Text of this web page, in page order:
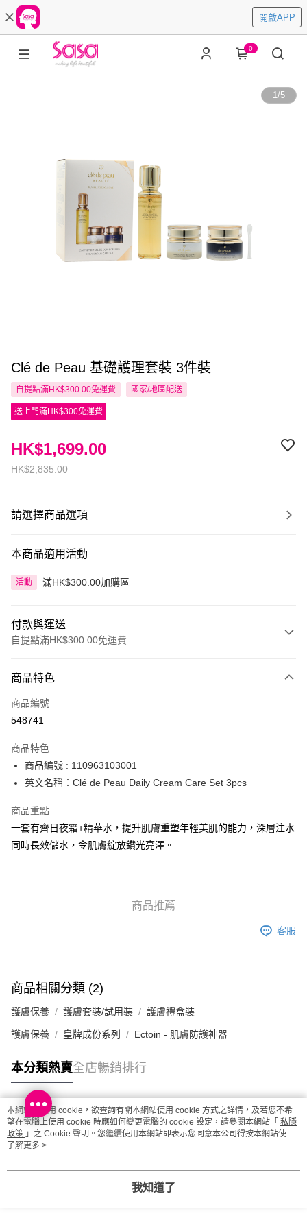
開啟APP
0
1/5
Clé de Peau 基礎護理套裝 3件裝
自提點滿HK$300.00免運費 國家/地區配送
送上門滿HK$300免運費
HK$2,835.00
HK$1,699.00
請選擇商品選項
本商品適用活動
活動 滿HK$300.00加購區
付款與運送
自提點滿HK$300.00免運費
信用卡
Apple Pay
PayMe
WeChat Pay
BoC Pay
送貨方式
順豐站及營業點 - 確認發貨後1-3個工作天送達
每筆HK$65.00，滿HK$300.00或以上免運費
(香港門市) 只顯示可選門市。確認發貨後2-5個工作天到店，3天內
取。逾期會取消訂單，並不會安排重寄
取。逾期會取消訂單，並不會安排重寄
每筆HK$20.00，滿HK$100.00或以上免運費
澳門地區配送 - 確認發貨後1-4個工作天送達 運費表
商品特色
商品編號
548741
商品特色
商品編號 : 110963103001
英文名稱：Clé de Peau Daily Cream Care Set 3pcs
商品重點
一套有齊日夜霜+精華水，提升肌膚重塑年輕美肌的能力，深層注水
同時長效儲水，令肌膚綻放鑽光亮澤。
商品推薦
客服
商品相關分類 (2)
護膚保養 護膚套裝/試用裝 護膚禮盒裝
護膚保養 皇牌成份系列 Ectoin - 肌膚防護神器
本分類熱賣全店暢銷排行
熱門標籤
熱銷排行
本網站中使用 cookie，欲查詢有關本網站使用 cookie 方式之詳情，及若您不希
望在電腦上使用 cookie 時應如何變更電腦的 cookie 設定，請參閱本網站「 私隱
政策 」之 Cookie 聲明。您繼續使用本網站即表示您同意本公司得按本網站使用
條款之 Cookie 聲明使用 cookie。
了解更多 >
我知道了